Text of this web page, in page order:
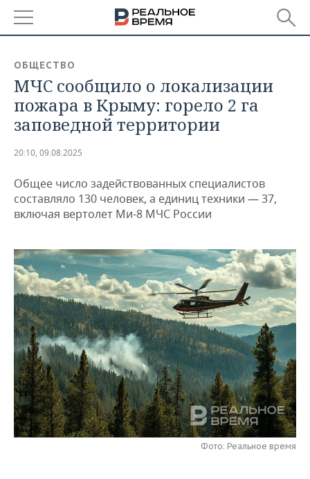
БАШКОРТОСТАН
ТАТАРСТАН
НОВОСТИ
АНАЛИТИКА
ДЕКЛАРАЦИИ О ДОХОДАХ
КОРОЛИ ГОСЗАКАЗА ПФО
КОМУ ПРИНАДЛЕЖАТ
ТОРГОВЫЕ ЦЕНТРЫ
ТАТАРСТАНА
НОВОСТИ ЭКОНОМИКИ
ФИНАНСЫ
БЮДЖЕТ
ИНВЕСТИЦИИ
ПРОМЫШЛЕННОСТЬ
НОВОСТИ
ПРОМЫШЛЕННОСТИ
АГРОПРОМ
МАШИНОСТРОЕНИЕ
НЕФТЕХИМИЯ
НЕФТЬ
ОПК
ЭНЕРГЕТИКА
НЕДВИЖИМОСТЬ
НОВОСТИ АВТО
БИЗНЕС
НОВОСТИ БИЗНЕСА
РОЗНИЧНАЯ ТОРГОВЛЯ
ТРАНСПОРТ
УСЛУГИ
ТЕХНОЛОГИИ
НОВОСТИ ТЕХНОЛОГИЙ
IT
МЕДИА
ТЕЛЕКОММУНИКАЦИИ
МЕРОПРИЯТИЯ
НОВОСТИ МЕРОПРИЯТИЙ
ВЫЕЗДНАЯ РЕДАКЦИЯ
БИЗНЕС-БРАНЧИ
СПОРТ
НОВОСТИ СПОРТА
ФУТБОЛ
ОБЩЕСТВО
НОВОСТИ ОБЩЕСТВА
ФОТОГАЛЕРЕЯ
ОБЩЕСТВО
МЧС сообщило о локализации
пожара в Крыму: горело 2 га
заповедной территории
20:10, 09.08.2025
Общее число задействованных специалистов
составляло 130 человек, а единиц техники — 37,
включая вертолет Ми-8 МЧС России
Фото: Реальное время